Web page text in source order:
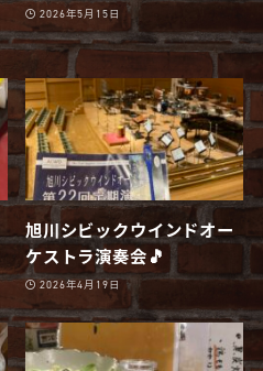
2026年5月15日
旭川シビックウインドオー
ケストラ演奏会🎵
2026年4月19日